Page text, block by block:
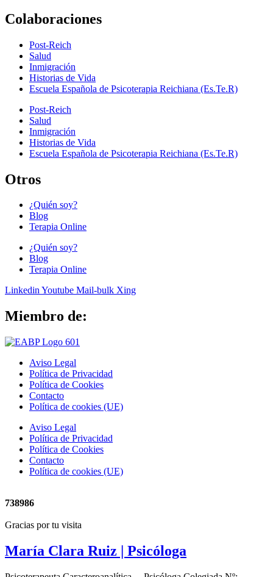
Colaboraciones
Post-Reich
Salud
Inmigración
Historias de Vida
Escuela Española de Psicoterapia Reichiana (Es.Te.R)
Post-Reich
Salud
Inmigración
Historias de Vida
Escuela Española de Psicoterapia Reichiana (Es.Te.R)
Otros
¿Quién soy?
Blog
Terapia Online
¿Quién soy?
Blog
Terapia Online
LinkedinYoutube Mail-bulk Xing
Miembro de:
Aviso Legal
Política de Privacidad
Política de Cookies
Contacto
Política de cookies (UE)
Aviso Legal
Política de Privacidad
Política de Cookies
Contacto
Política de cookies (UE)
738986
Gracias por tu visita
María Clara Ruiz | Psicóloga